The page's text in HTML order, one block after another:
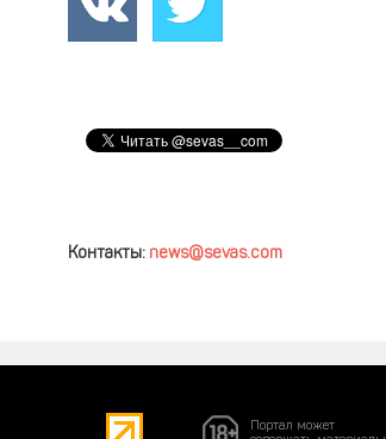
Контакты: news@sevas.com
Портал может